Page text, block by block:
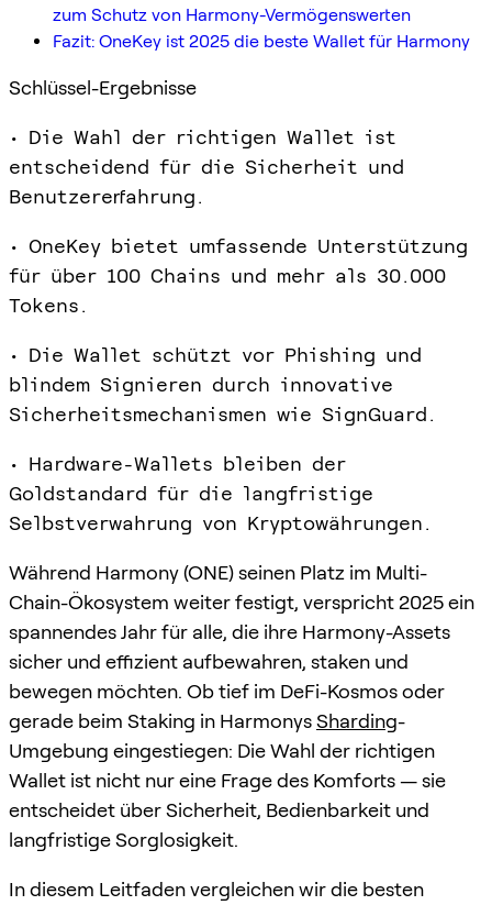
zum Schutz von Harmony-Vermögenswerten
Fazit: OneKey ist 2025 die beste Wallet für Harmony
Schlüssel-Ergebnisse
• Die Wahl der richtigen Wallet ist
entscheidend für die Sicherheit und
Benutzererfahrung.
• OneKey bietet umfassende Unterstützung
für über 100 Chains und mehr als 30.000
Tokens.
• Die Wallet schützt vor Phishing und
blindem Signieren durch innovative
Sicherheitsmechanismen wie SignGuard.
• Hardware-Wallets bleiben der
Goldstandard für die langfristige
Selbstverwahrung von Kryptowährungen.
Während Harmony (ONE) seinen Platz im Multi-
Chain-Ökosystem weiter festigt, verspricht 2025 ein
spannendes Jahr für alle, die ihre Harmony-Assets
sicher und effizient aufbewahren, staken und
bewegen möchten. Ob tief im DeFi-Kosmos oder
gerade beim Staking in HarmonysSharding-
Umgebung eingestiegen: Die Wahl der richtigen
Wallet ist nicht nur eine Frage des Komforts — sie
entscheidet über Sicherheit, Bedienbarkeit und
langfristige Sorglosigkeit.
In diesem Leitfaden vergleichen wir die besten